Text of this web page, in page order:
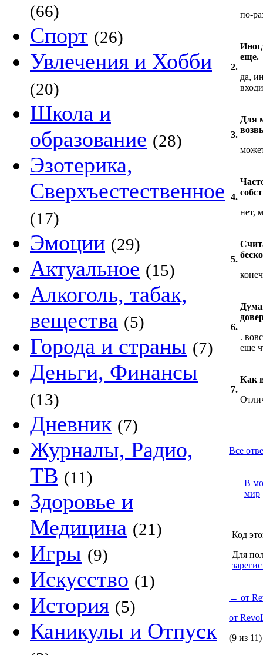
(66)
Спорт (26)
Увлечения и Хобби
(20)
Школа и
образование (28)
Эзотерика,
Сверхъестественное
(17)
Эмоции (29)
Актуальное (15)
Алкоголь, табак,
вещества (5)
Города и страны (7)
Деньги, Финансы
(13)
Дневник (7)
Журналы, Радио,
ТВ (11)
Здоровье и
Медицина (21)
Игры (9)
Искусство (1)
История (5)
Каникулы и Отпуск
по-
2.
еще.
да,
3.
Для
4.
нет,
5.
6.
.
еще
7.
Как
Все
В
мир
Код
Для
← от
от
(9 из 11)